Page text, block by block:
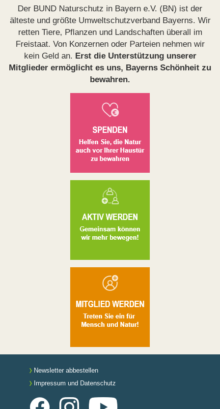
Der BUND Naturschutz in Bayern e.V. (BN) ist der
älteste und größte Umweltschutzverband Bayerns. Wir
retten Tiere, Pflanzen und Landschaften überall im
Freistaat. Von Konzernen oder Parteien nehmen wir
kein Geld an. Erst die Unterstützung unserer
Mitglieder ermöglicht es uns, Bayerns Schönheit zu
bewahren.
Newsletter abbestellen
Impressum und Datenschutz